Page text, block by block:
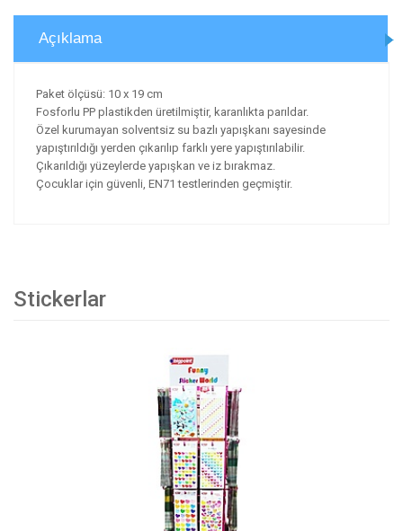
Açıklama
Paket ölçüsü: 10 x 19 cm
Fosforlu PP plastikden üretilmiştir, karanlıkta parıldar.
Özel kurumayan solventsiz su bazlı yapışkanı sayesinde
yapıştırıldığı yerden çıkarılıp farklı yere yapıştırılabilir.
Çıkarıldığı yüzeylerde yapışkan ve iz bırakmaz.
Çocuklar için güvenli, EN71 testlerinden geçmiştir.
Stickerlar